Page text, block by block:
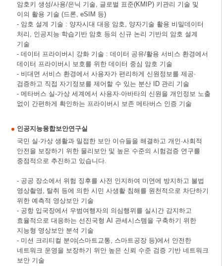
암호키 생성/사용/은닉 기술, 글로벌 표준(KMIP) 키관리 기술 및
이의 활용 기술 (드론, eSIM 등)
- 암호 설계 기술 : 양자시대 대응 암호, 양자기술 활용 비밀데이터
처리, 인공지능 학습기반 암호 등의 신규 논리 기반의 암호 설계
기술
- 데이터 프라이버시 강화 기술 : 데이터 공유/활용 서비스 환경에서
데이터 프라이버시 보호를 위한 데이터 중심 암호 기술
- 비대면 서비스 환경에서 사용자가 편리하게 신원정보를 제공·
검증하고 직접 자기정보를 제어할 수 있는 분산 ID 관리 기술
- 메타버스 실-가상 세계에서 사용자·아바타의 신원을 개인정보 노출
없이 간편하게 확인하는 프라이버시 보존 메타버스 인증 기술
인공지능융합보안연구실
국민 실·가상 생활과 밀접한 보안 이슈들을 해결하고 개인·사회적
안전을 보장하기 위한 물리보안 및 높은 수준의 시험검증 연구를
중점적으로 추진하고 있습니다.
- 공공 장소에서 위험 징후를 사전 인지하여 미연에 방지하고 불법
영상촬영, 탈취 등에 의한 시민 사생활 침해를 원천적으로 차단하기
위한 예측적 영상보안 기술
- 공항 입국장에서 우범여행자의 의심행위를 실시간 감지하고
효율적으로 대응하는 선진국형 AI 관세시스템을 구축하기 위한
지능형 영상보안 분석 기술
- 미션 크리티컬 분야(스마트교통, 스마트공장 등)에서 안전한
네트워크 운영을 보장하기 위안 높은 신뢰 수준 검증 기반 네트워크
보안 기술